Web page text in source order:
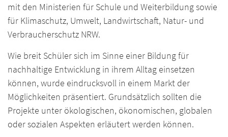
mit den Ministerien für Schule und Weiterbildung sowie
für Klimaschutz, Umwelt, Landwirtschaft, Natur- und
Verbraucherschutz NRW.
Wie breit Schüler sich im Sinne einer Bildung für
nachhaltige Entwicklung in ihrem Alltag einsetzen
können, wurde eindrucksvoll in einem Markt der
Möglichkeiten präsentiert. Grundsätzlich sollten die
Projekte unter ökologischen, ökonomischen, globalen
oder sozialen Aspekten erläutert werden können.